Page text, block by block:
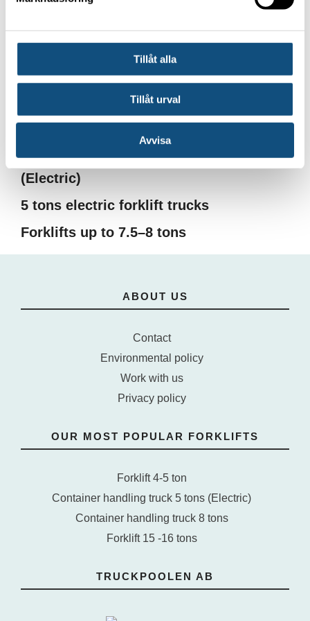
Tillåt alla
Tillåt urval
Avvisa
The Truck is 1.6 to 1.8 tonnes (Lt)
Container handler 3–3.5 tons
Container handling truck 5 tons
(Electric)
5 tons electric forklift trucks
Forklifts up to 7.5–8 tons
ABOUT US
Contact
Environmental policy
Work with us
Privacy policy
OUR MOST POPULAR FORKLIFTS
Forklift 4-5 ton
Container handling truck 5 tons (Electric)
Container handling truck 8 tons
Forklift 15 -16 tons
TRUCKPOOLEN AB